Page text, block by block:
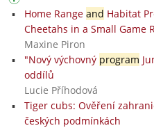
Home Range and Habitat
Cheetahs in a Small Game
Maxine Piron
"Nový výchovný program
oddílů
Lucie Příhodová
Tiger cubs: Ověření
českých podmínkách